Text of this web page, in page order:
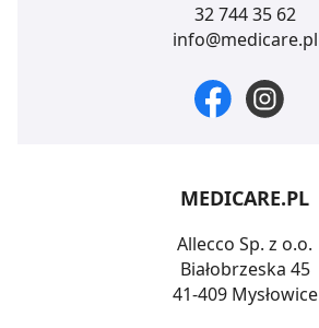
32 744 35 62
info@medicare.pl
MEDICARE.PL
Allecco Sp. z o.o.
Białobrzeska 45
41-409 Mysłowice